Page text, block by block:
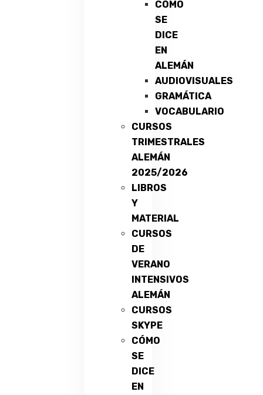
CÓMO
SE
DICE
EN
ALEMÁN
AUDIOVISUALES
GRAMÁTICA
VOCABULARIO
CURSOS
TRIMESTRALES
ALEMÁN
2025/2026
LIBROS
Y
MATERIAL
CURSOS
DE
VERANO
INTENSIVOS
ALEMÁN
CURSOS
SKYPE
CÓMO
SE
DICE
EN